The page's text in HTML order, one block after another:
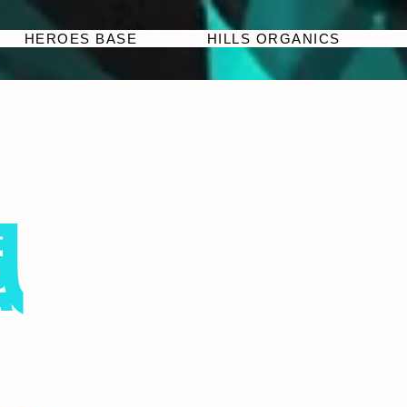
HEROES BASE HILLS ORGANICS